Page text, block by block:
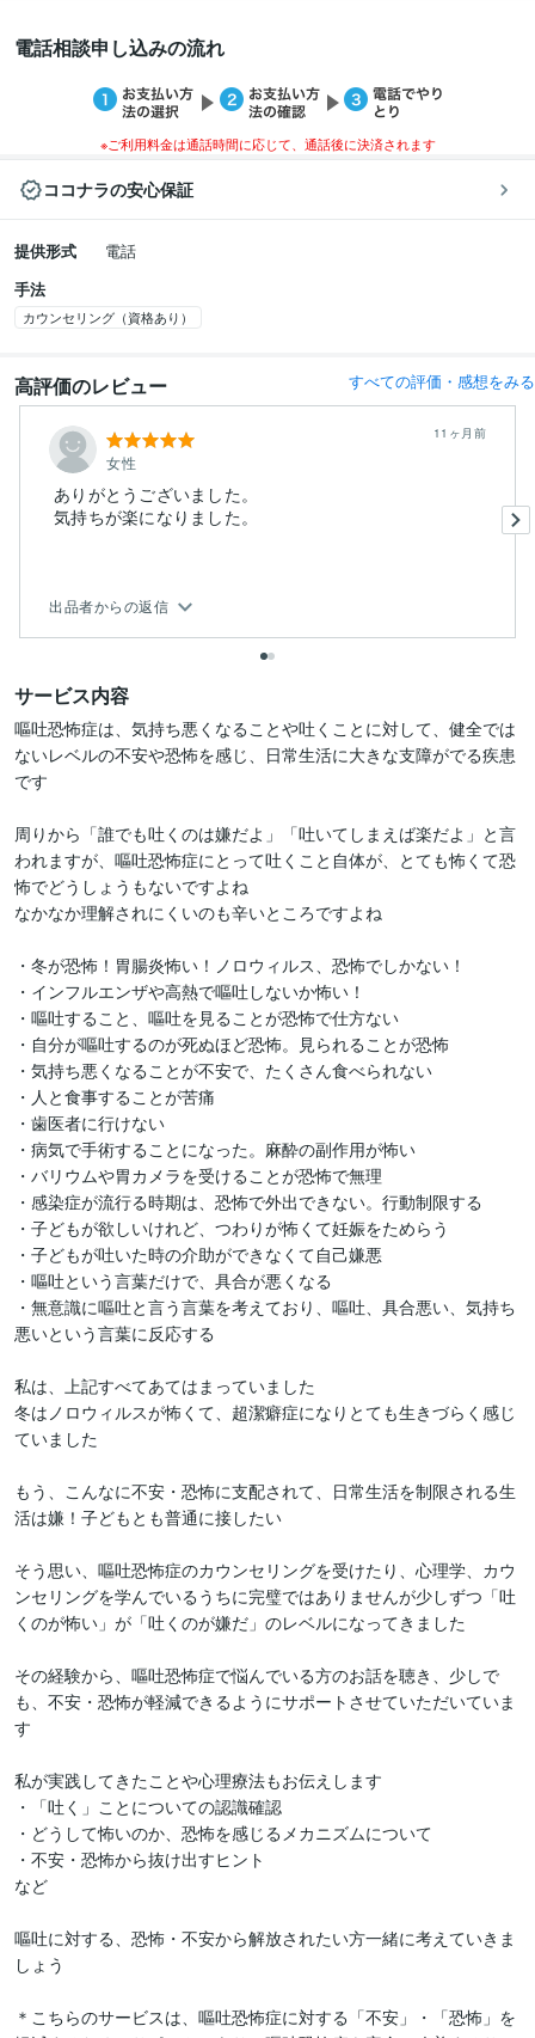
電話相談申し込みの流れ
※ご利用料金は通話時間に応じて、通話後に決済されます
ココナラの安心保証
提供形式
電話
手法
カウンセリング（資格あり）
高評価のレビュー すべての評価・感想をみる
女性
11ヶ月前
ありがとうございました。
気持ちが楽になりました。
出品者からの返信
サービス内容
嘔吐恐怖症は、気持ち悪くなることや吐くことに対して、健全では
ないレベルの不安や恐怖を感じ、日常生活に大きな支障がでる疾患
です
周りから「誰でも吐くのは嫌だよ」「吐いてしまえば楽だよ」と言
われますが、嘔吐恐怖症にとって吐くこと自体が、とても怖くて恐
怖でどうしょうもないですよね
なかなか理解されにくいのも辛いところですよね
・冬が恐怖！胃腸炎怖い！ノロウィルス、恐怖でしかない！
・インフルエンザや高熱で嘔吐しないか怖い！
・嘔吐すること、嘔吐を見ることが恐怖で仕方ない
・自分が嘔吐するのが死ぬほど恐怖。見られることが恐怖
・気持ち悪くなることが不安で、たくさん食べられない
・人と食事することが苦痛
・歯医者に行けない
・病気で手術することになった。麻酔の副作用が怖い
・バリウムや胃カメラを受けることが恐怖で無理
・感染症が流行る時期は、恐怖で外出できない。行動制限する
・子どもが欲しいけれど、つわりが怖くて妊娠をためらう
・子どもが吐いた時の介助ができなくて自己嫌悪
・嘔吐という言葉だけで、具合が悪くなる
・無意識に嘔吐と言う言葉を考えており、嘔吐、具合悪い、気持ち
悪いという言葉に反応する
私は、上記すべてあてはまっていました
冬はノロウィルスが怖くて、超潔癖症になりとても生きづらく感じ
ていました
もう、こんなに不安・恐怖に支配されて、日常生活を制限される生
活は嫌！子どもとも普通に接したい
そう思い、嘔吐恐怖症のカウンセリングを受けたり、心理学、カウ
ンセリングを学んでいるうちに完璧ではありませんが少しずつ「吐
くのが怖い」が「吐くのが嫌だ」のレベルになってきました
その経験から、嘔吐恐怖症で悩んでいる方のお話を聴き、少しで
も、不安・恐怖が軽減できるようにサポートさせていただいていま
す
私が実践してきたことや心理療法もお伝えします
・「吐く」ことについての認識確認
・どうして怖いのか、恐怖を感じるメカニズムについて
・不安・恐怖から抜け出すヒント
など
嘔吐に対する、恐怖・不安から解放されたい方一緒に考えていきま
しょう
＊こちらのサービスは、嘔吐恐怖症に対する「不安」・「恐怖」を